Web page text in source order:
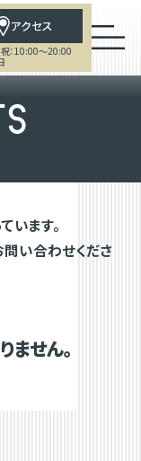
アクセス
：10:00～20:00
S
います。
い合わせくださ
せん。